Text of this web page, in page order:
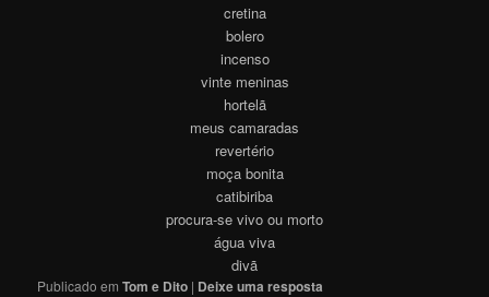
cretina
bolero
incenso
vinte meninas
hortelã
meus camaradas
revertério
moça bonita
catibiriba
procura-se vivo ou morto
água viva
divã
Publicado em Tom e Dito | Deixe uma resposta